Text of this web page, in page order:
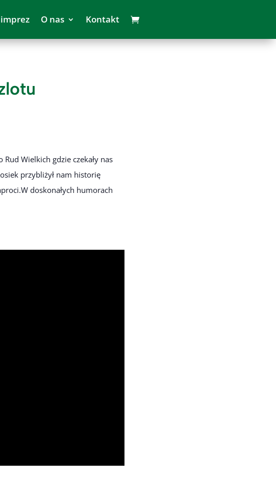
O nas Kontakt
Wielkich gdzie czekały nas
przybliżył nam historię
doskonałych humorach